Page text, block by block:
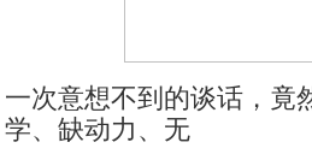
一次意想不到的谈话，竟
学、缺动力、无